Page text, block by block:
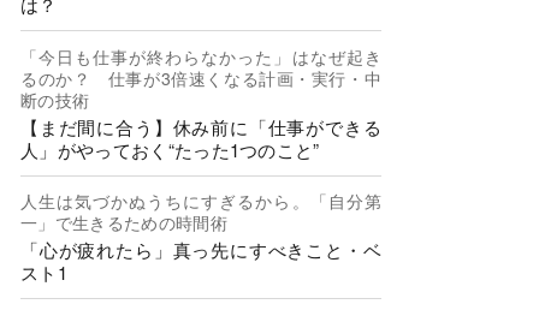
「今日も仕事が終わらなかった」はなぜ起き
るのか？ 仕事が3倍速くなる計画・実行・中
断の技術
【まだ間に合う】休み前に「仕事ができる
人」がやっておく“たった1つのこと”
人生は気づかぬうちにすぎるから。「自分第
一」で生きるための時間術
「心が疲れたら」真っ先にすべきこと・ベ
スト1